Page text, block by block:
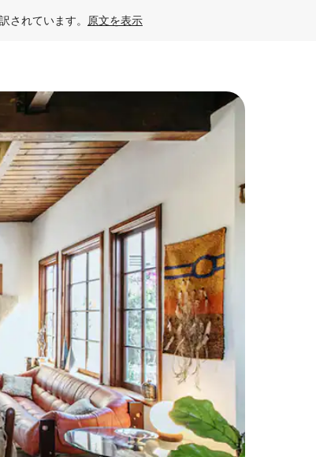
されています。 原文を表示
ワイプして検索結果を確認することができます。